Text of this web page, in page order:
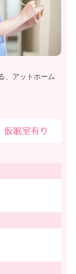
、アットホーム